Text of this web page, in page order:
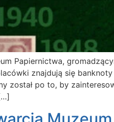
Papiernictwa,
znajdują się
został po to, by